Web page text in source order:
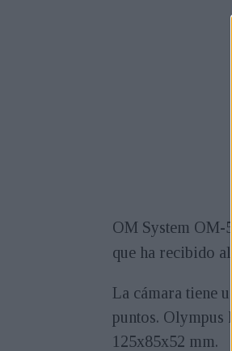
OM System OM-
que ha recibido
La cámara tiene
puntos. Olympus
125x85x52 mm.